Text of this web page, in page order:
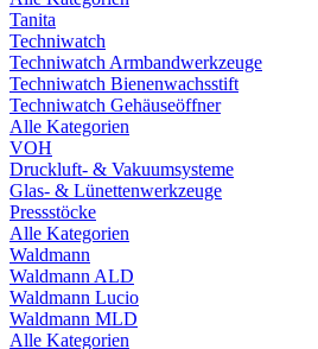
Tanita
Techniwatch
Techniwatch Armbandwerkzeuge
Techniwatch Bienenwachsstift
Techniwatch Gehäuseöffner
Alle Kategorien
VOH
Druckluft- & Vakuumsysteme
Glas- & Lünettenwerkzeuge
Pressstöcke
Alle Kategorien
Waldmann
Waldmann ALD
Waldmann Lucio
Waldmann MLD
Alle Kategorien